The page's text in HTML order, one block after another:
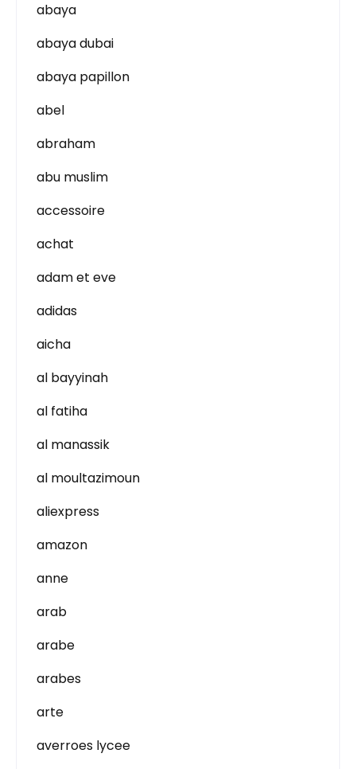
abaya
abaya dubai
abaya papillon
abel
abraham
abu muslim
accessoire
achat
adam et eve
adidas
aicha
al bayyinah
al fatiha
al manassik
al moultazimoun
aliexpress
amazon
anne
arab
arabe
arabes
arte
averroes lycee